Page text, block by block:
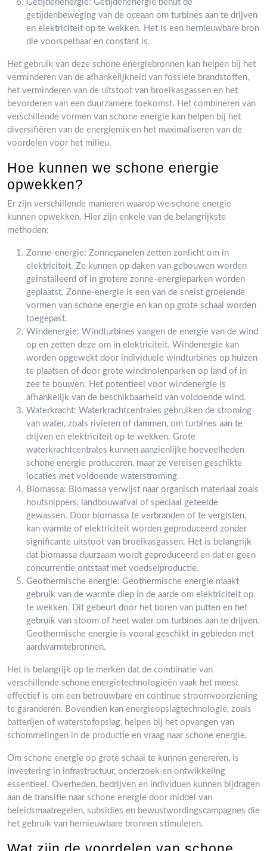
Getijdenenergie: Getijdenenergie benut de
getijdenbeweging van de oceaan om turbines aan te drijven
en elektriciteit op te wekken. Het is een hernieuwbare bron
die voorspelbaar en constant is.
Het gebruik van deze schone energiebronnen kan helpen bij het
verminderen van de afhankelijkheid van fossiele brandstoffen,
het verminderen van de uitstoot van broeikasgassen en het
bevorderen van een duurzamere toekomst. Het combineren van
verschillende vormen van schone energie kan helpen bij het
diversifiëren van de energiemix en het maximaliseren van de
voordelen voor het milieu.
Hoe kunnen we schone energie
opwekken?
Er zijn verschillende manieren waarop we schone energie
kunnen opwekken. Hier zijn enkele van de belangrijkste
methoden:
Zonne-energie: Zonnepanelen zetten zonlicht om in
elektriciteit. Ze kunnen op daken van gebouwen worden
geïnstalleerd of in grotere zonne-energieparken worden
geplaatst. Zonne-energie is een van de snelst groeiende
vormen van schone energie en kan op grote schaal worden
toegepast.
Windenergie: Windturbines vangen de energie van de wind
op en zetten deze om in elektriciteit. Windenergie kan
worden opgewekt door individuele windturbines op huizen
te plaatsen of door grote windmolenparken op land of in
zee te bouwen. Het potentieel voor windenergie is
afhankelijk van de beschikbaarheid van voldoende wind.
Waterkracht: Waterkrachtcentrales gebruiken de stroming
van water, zoals rivieren of dammen, om turbines aan te
drijven en elektriciteit op te wekken. Grote
waterkrachtcentrales kunnen aanzienlijke hoeveelheden
schone energie produceren, maar ze vereisen geschikte
locaties met voldoende waterstroming.
Biomassa: Biomassa verwijst naar organisch materiaal zoals
houtsnippers, landbouwafval of speciaal geteelde
gewassen. Door biomassa te verbranden of te vergisten,
kan warmte of elektriciteit worden geproduceerd zonder
significante uitstoot van broeikasgassen. Het is belangrijk
dat biomassa duurzaam wordt geproduceerd en dat er geen
concurrentie ontstaat met voedselproductie.
Geothermische energie: Geothermische energie maakt
gebruik van de warmte diep in de aarde om elektriciteit op
te wekken. Dit gebeurt door het boren van putten en het
gebruik van stoom of heet water om turbines aan te drijven.
Geothermische energie is vooral geschikt in gebieden met
aardwarmtebronnen.
Het is belangrijk op te merken dat de combinatie van
verschillende schone energietechnologieën vaak het meest
effectief is om een betrouwbare en continue stroomvoorziening
te garanderen. Bovendien kan energieopslagtechnologie, zoals
batterijen of waterstofopslag, helpen bij het opvangen van
schommelingen in de productie en vraag naar schone energie.
Om schone energie op grote schaal te kunnen genereren, is
investering in infrastructuur, onderzoek en ontwikkeling
essentieel. Overheden, bedrijven en individuen kunnen bijdragen
aan de transitie naar schone energie door middel van
beleidsmaatregelen, subsidies en bewustwordingscampagnes die
het gebruik van hernieuwbare bronnen stimuleren.